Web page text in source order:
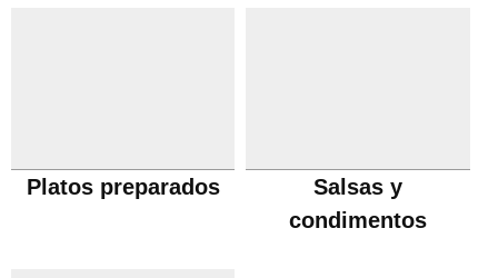
Platos preparados
Salsas y
condimentos